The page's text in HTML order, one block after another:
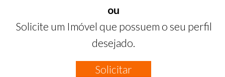
ou
Solicite um Imóvel que possuem o seu perfil
desejado.
Solicitar